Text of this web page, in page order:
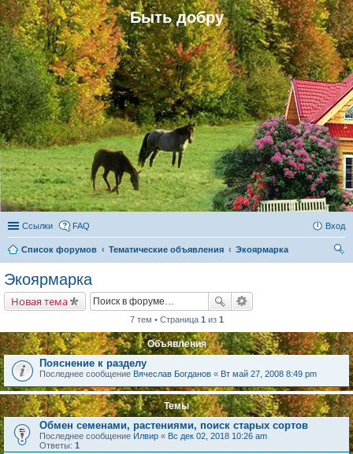
Быть добру
Ссылки FAQ Вход
Список форумов Тематические объявления
Экоярмарка
Экоярмарка
Новая тема
7 тем • Страница 1 из 1
Объявления
Пояснение к разделу
Последнее сообщение Вячеслав Богданов « Вт май 27, 2008 8:49 pm
Темы
Обмен семенами, растениями, поиск старых сортов
Последнее сообщение Илвир « Вс дек 02, 2018 10:26 am
Ответы: 1